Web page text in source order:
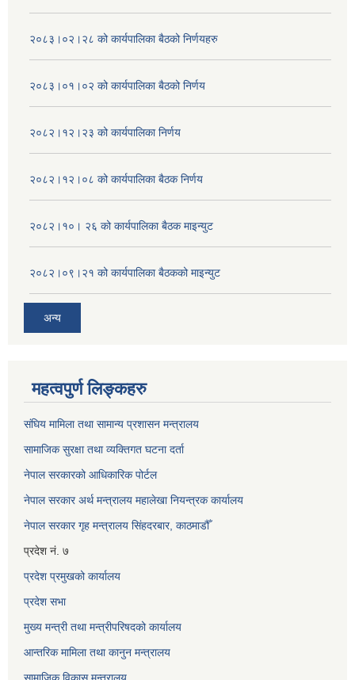
२०८३।०२।२८ को कार्यपालिका बैठको निर्णयहरु
२०८३।०१।०२ को कार्यपालिका बैठको निर्णय
२०८२।१२।२३ को कार्यपालिका निर्णय
२०८२।१२।०८ को कार्यपालिका बैठक निर्णय
२०८२।१०। २६ को कार्यपालिका बैठक माइन्युट
२०८२।०९।२१ को कार्यपालिका बैठकको माइन्युट
अन्य
महत्वपुर्ण लिङ्कहरु
संघिय मामिला तथा सामान्य प्रशासन मन्त्रालय
सामाजिक सुरक्षा तथा व्यक्तिगत घटना दर्ता
नेपाल सरकारको आधिकारिक पोर्टल
नेपाल सरकार अर्थ मन्त्रालय महालेखा नियन्त्रक कार्यालय
नेपाल सरकार गृह मन्त्रालय सिंहदरबार, काठमाडौँ
प्रदेश नं. ७
प्रदेश प्रमुखको कार्यालय
प्रदेश सभा
मुख्य मन्त्री तथा मन्त्रीपरिषदको कार्यालय
आन्तरिक मामिला तथा कानुन मन्त्रालय
सामाजिक विकास मन्त्रालय